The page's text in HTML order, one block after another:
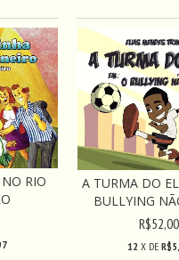
RIO
A TURMA DO
BULLYING
R$52,00
12 X DE